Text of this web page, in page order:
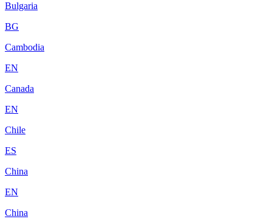
Bulgaria
BG
Cambodia
EN
Canada
EN
Chile
ES
China
EN
China